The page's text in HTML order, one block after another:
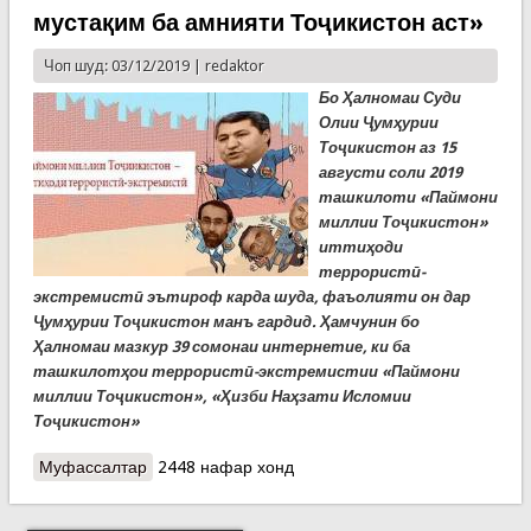
мустақим ба амнияти Тоҷикистон аст»
Чоп шуд: 03/12/2019 | redaktor
Бо Ҳалномаи Суди
Олии Ҷумҳурии
Тоҷикистон аз 15
августи соли 2019
ташкилоти «Паймони
миллии Тоҷикистон»
иттиҳоди
террористӣ-
экстремистӣ эътироф карда шуда, фаъолияти он дар
Ҷумҳурии Тоҷикистон манъ гардид. Ҳамчунин бо
Ҳалномаи мазкур 39 сомонаи интернетие, ки ба
ташкилотҳои террористӣ-экстремистии «Паймони
миллии Тоҷикистон», «Ҳизби Наҳзати Исломии
Тоҷикистон»
Муфассалтаро РУСТАМ ҲАЙДАРОВ: «Амалҳои харобиовари
2448 нафар хонд